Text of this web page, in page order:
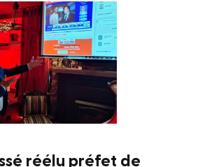
réélu préfet de